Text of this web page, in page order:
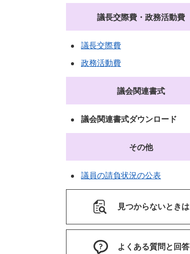
議長交際費・政務活動費
議長交際費
政務活動費
議会関連書式
議会関連書式ダウンロード
その他
議員の請負状況の公表
見つからないときは
よくある質問と回答